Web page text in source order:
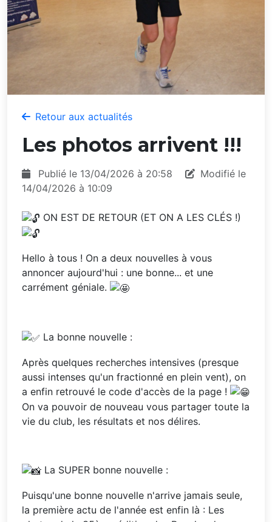
Retour aux actualités
Les photos arrivent !!!
Publié le 13/04/2026 à 20:58
Modifié le
14/04/2026 à 10:09
ON EST DE RETOUR (ET ON A LES CLÉS !)
Hello à tous ! On a deux nouvelles à vous
annoncer aujourd'hui : une bonne... et une
carrément géniale.
La bonne nouvelle :
Après quelques recherches intensives (presque
aussi intenses qu'un fractionné en plein vent), on
a enfin retrouvé le code d'accès de la page !
On va pouvoir de nouveau vous partager toute la
vie du club, les résultats et nos délires.
La SUPER bonne nouvelle :
Puisqu'une bonne nouvelle n'arrive jamais seule,
la première actu de l'année est enfin là : Les